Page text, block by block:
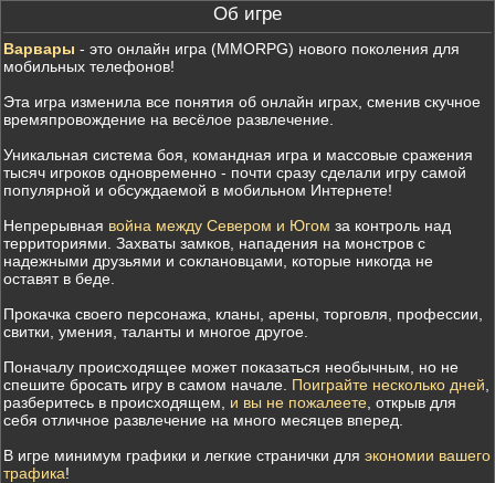
Об игре
Варвары - это онлайн игра (MMORPG) нового поколения для
мобильных телефонов!
Эта игра изменила все понятия об онлайн играх, сменив скучное
времяпровождение на весёлое развлечение.
Уникальная система боя, командная игра и массовые сражения
тысяч игроков одновременно - почти сразу сделали игру самой
популярной и обсуждаемой в мобильном Интернете!
Непрерывная война между Севером и Югом за контроль над
территориями. Захваты замков, нападения на монстров с
надежными друзьями и соклановцами, которые никогда не
оставят в беде.
Прокачка своего персонажа, кланы, арены, торговля, профессии,
свитки, умения, таланты и многое другое.
Поначалу происходящее может показаться необычным, но не
спешите бросать игру в самом начале. Поиграйте несколько дней
разберитесь в происходящем, и вы не пожалеете , открыв для
себя отличное развлечение на много месяцев вперед.
В игре минимум графики и легкие странички для экономии вашего
трафика!